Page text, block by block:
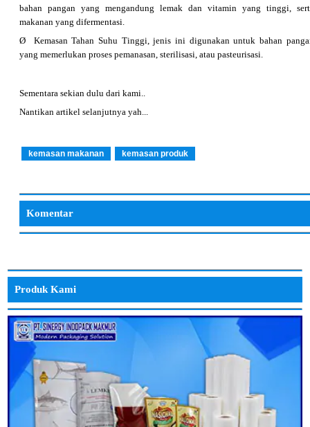
bahan pangan yang mengandung lemak dan vitamin yang tinggi,
makanan yang difermentasi.
Ø Kemasan Tahan Suhu Tinggi, jenis ini digunakan untuk bahan
yang memerlukan proses pemanasan, sterilisasi, atau pasteurisasi.
Sementara sekian dulu dari kami..
Nantikan artikel selanjutnya yah...
kemasan makanan kemasan produk
Komentar
Produk Kami